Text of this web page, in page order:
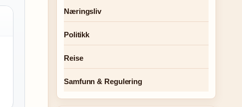
Næringsliv
Politikk
Reise
Samfunn & Regulering